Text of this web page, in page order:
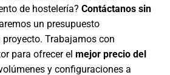
de hostelería? Contáctanos sin
un presupuesto
Trabajamos con
para ofrecer el mejor precio del
y configuraciones a